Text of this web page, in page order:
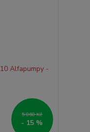
5 868 Kč
- 15 %